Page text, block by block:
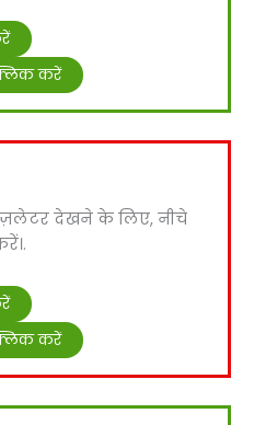
करें
देखने के लिए, नीचे
करें